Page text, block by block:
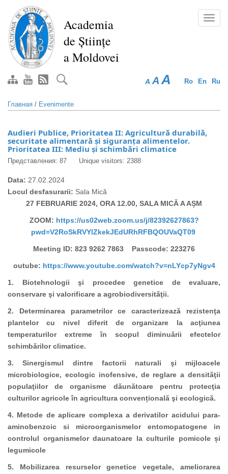
Перейти
основному
содержанию
Academia
de Științe
a Moldovei
Ro En Ru
A A A
Главная / Evenimente
Audieri Publice, Prioritatea II: Agricultură durabilă,
securitate alimentară și siguranța alimentelor.
Prioritatea III: Mediu și schimbări climatice
Представления: 87 Unique visitors: 2388
Data: 27.02.2024
Locul desfasurarii: Sala Mică
27 FEBRUARIE 2024, ORA 12.00, SALA MICĂ A AȘM
ZOOM: https://us02web.zoom.us/j/82392627863?
pwd=V2RoSkRVYlZkekJEdURhRFBQOUVaQT09
Meeting ID: 823 9262 7863 Passcode: 223276
outube: https://www.youtube.com/watch?v=nLYcp7yNgv4
1. Biotehnologii şi procedee genetice de evaluare,
conservare şi valorificare a agrobiodiversităţii.
2. Determinarea parametrilor ce caracterizează rezistenţa
plantelor cu nivel diferit de organizare la acţiunea
temperaturilor extreme în scopul diminuării efectelor
schimbărilor climatice.
3. Sinergismul dintre factorii naturali şi mijloacele
microbiologice, ecologic inofensive, de reglare a densităţii
populaţiilor de organisme dăunătoare pentru protecţia
culturilor agricole în agricultura convențională şi ecologică.
4. Metode de aplicare complexa a derivatilor acidului para-
aminobenzoic si microorganismelor entomopatogene in
controlul organismelor daunatoare la culturile pomicole și
legumicole
5. Mobilizarea resurselor genetice vegetale, ameliorarea